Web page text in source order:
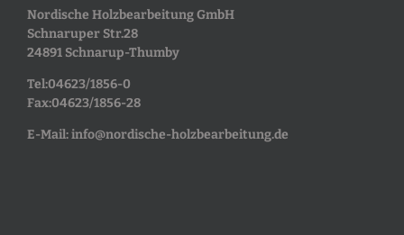
Nordische Holzbearbeitung GmbH
Schnaruper Str.28
24891 Schnarup-Thumby
Tel:04623/1856-0
Fax:04623/1856-28
E-Mail:info@nordische-holzbearbeitung.de